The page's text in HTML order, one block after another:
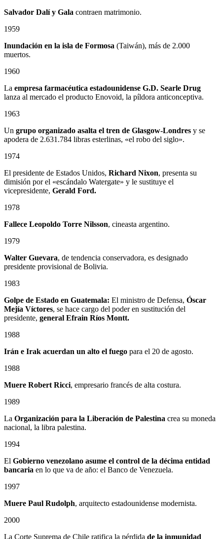
Salvador Dalí y Gala contraen matrimonio.
1959
Inundación en la isla de Formosa (Taiwán), más de 2.000
muertos.
1960
La empresa farmacéutica estadounidense G.D. Searle Drug
lanza al mercado el producto Enovoid, la píldora anticonceptiva.
1963
Un grupo organizado asalta el tren de Glasgow-Londres y se
apodera de 2.631.784 libras esterlinas, «el robo del siglo».
1974
El presidente de Estados Unidos, Richard Nixon, presenta su
dimisión por el «escándalo Watergate» y le sustituye el
vicepresidente, Gerald Ford.
1978
Fallece Leopoldo Torre Nilsson, cineasta argentino.
1979
Walter Guevara, de tendencia conservadora, es designado
presidente provisional de Bolivia.
1983
Golpe de Estado en Guatemala: El ministro de Defensa, Óscar
Mejía Víctores, se hace cargo del poder en sustitución del
presidente, general Efrain Ríos Montt.
1988
Irán e Irak acuerdan un alto el fuego para el 20 de agosto.
1988
Muere Robert Ricci, empresario francés de alta costura.
1989
La Organización para la Liberación de Palestina crea su moneda
nacional, la libra palestina.
1994
El Gobierno venezolano asume el control de la décima entidad
bancaria en lo que va de año: el Banco de Venezuela.
1997
Muere Paul Rudolph, arquitecto estadounidense modernista.
2000
La Corte Suprema de Chile ratifica la pérdida de la inmunidad